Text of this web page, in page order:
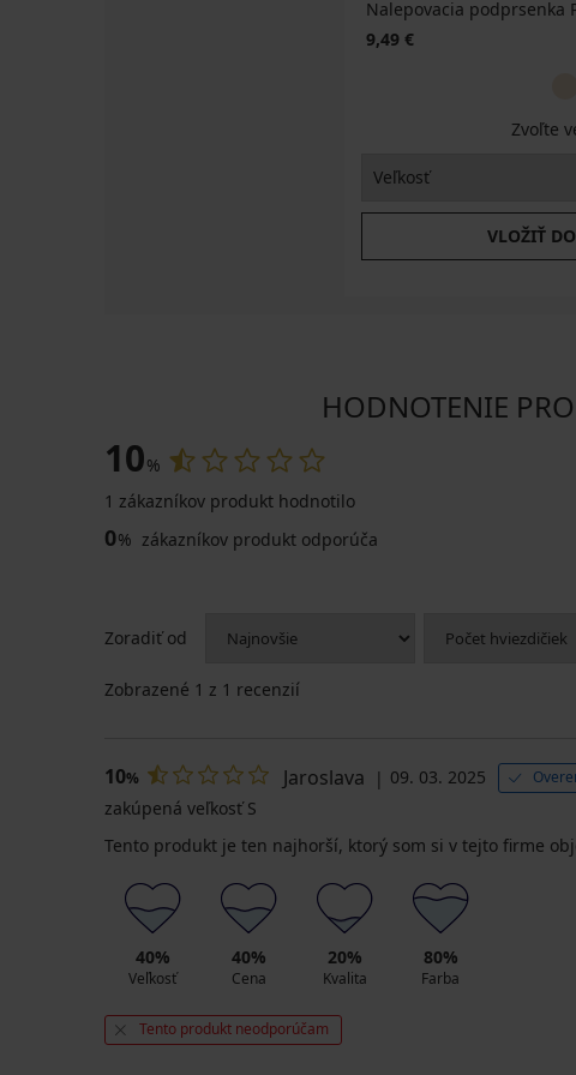
Nalepovacia podprsenka
9,49 €
Zvoľte
VLOŽIŤ
HODNOTENIE
10%
1 zákazníkov produkt hodnotilo
0% zákazníkov produkt odporúča
Zoradiť od
Zobrazené 1 z 1 recenzií
10% Jaroslava 09. 03. 2025
zakúpená veľkosť S
Tento produkt je ten najhorší, ktorý som si v tejto firme
40%
Veľkosť
40%
Cena
20%
Kvalita
80%
Farba
Tento produkt neodporúčam